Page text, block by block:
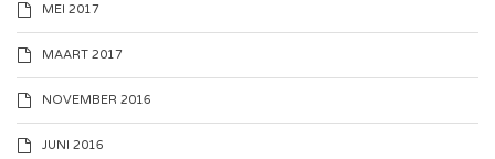
MEI 2017
MAART 2017
NOVEMBER 2016
JUNI 2016